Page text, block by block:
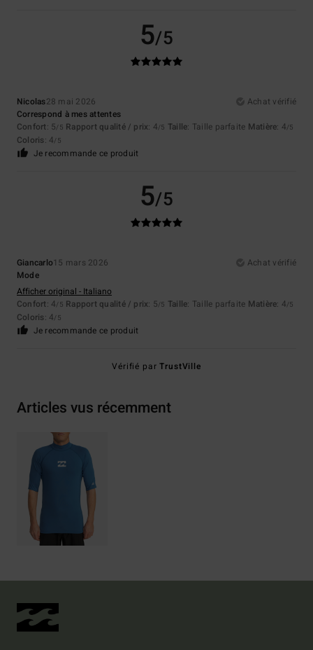
5/5
Nicolas28 mai 2026
Achat vérifié
Correspond à mes attentes
Confort: 5/5 Rapport qualité / prix: 4/5 Taille: Taille parfaite Matière: 4/5
Coloris: 4/5
Je recommande ce produit
5/5
Giancarlo15 mars 2026
Achat vérifié
Mode
Afficher original - Italiano
Confort: 4/5 Rapport qualité / prix: 5/5 Taille: Taille parfaite Matière: 4/5
Coloris: 4/5
Je recommande ce produit
Vérifié parTrustVille
Articles vus récemment